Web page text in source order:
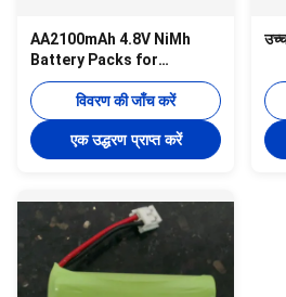
AA2100mAh 4.8V NiMh
Battery Packs for
Emergency module
fluorescentविवरण की जाँच करें
एक उद्धरण प्राप्त करें